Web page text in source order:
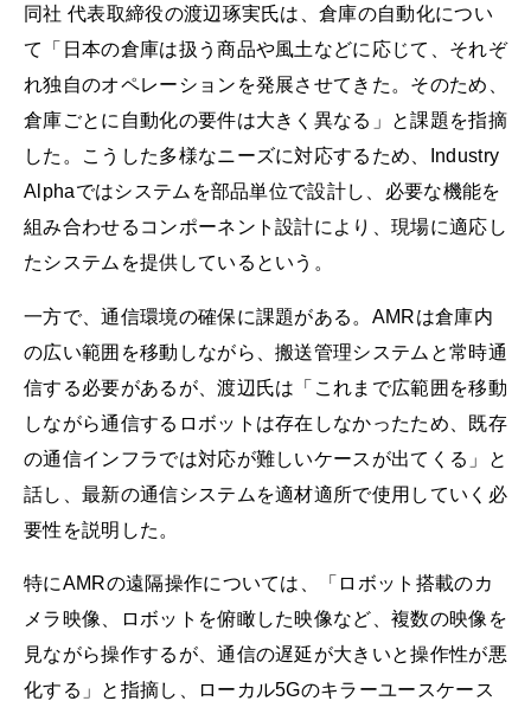
同社 代表取締役の渡辺琢実氏は、倉庫の自動化につい
て「日本の倉庫は扱う商品や風土などに応じて、それぞ
れ独自のオペレーションを発展させてきた。そのため、
倉庫ごとに自動化の要件は大きく異なる」と課題を指摘
した。こうした多様なニーズに対応するため、Industry
Alphaではシステムを部品単位で設計し、必要な機能を
組み合わせるコンポーネント設計により、現場に適応し
たシステムを提供しているという。
一方で、通信環境の確保に課題がある。AMRは倉庫内
の広い範囲を移動しながら、搬送管理システムと常時通
信する必要があるが、渡辺氏は「これまで広範囲を移動
しながら通信するロボットは存在しなかったため、既存
の通信インフラでは対応が難しいケースが出てくる」と
話し、最新の通信システムを適材適所で使用していく必
要性を説明した。
特にAMRの遠隔操作については、「ロボット搭載のカ
メラ映像、ロボットを俯瞰した映像など、複数の映像を
見ながら操作するが、通信の遅延が大きいと操作性が悪
化する」と指摘し、ローカル5Gのキラーユースケース